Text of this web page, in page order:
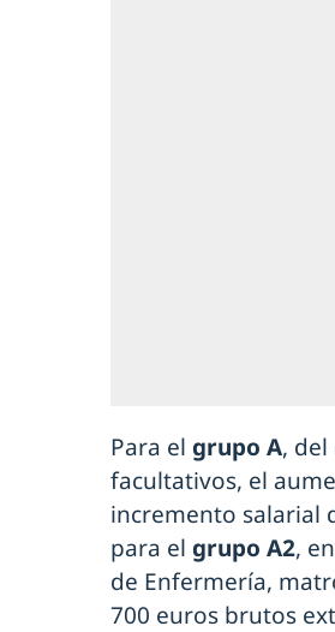
Para el grupo A,
facultativos, el
incremento salarial
para el grupo A2,
de Enfermería,
700 euros brutos